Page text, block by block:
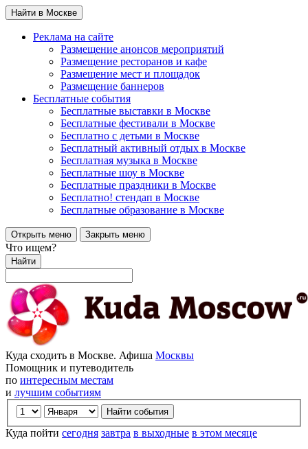
Найти в Москве
Реклама на сайте
Размещение анонсов мероприятий
Размещение ресторанов и кафе
Размещение мест и площадок
Размещение баннеров
Бесплатные события
Бесплатные выставки в Москве
Бесплатные фестивали в Москве
Бесплатно с детьми в Москве
Бесплатный активный отдых в Москве
Бесплатная музыка в Москве
Бесплатные шоу в Москве
Бесплатные праздники в Москве
Бесплатно! стендап в Москве
Бесплатные образование в Москве
Открыть меню Закрыть меню
Что ищем?
Найти
Куда сходить в Москве. Афиша Москвы
Помощник и путеводитель
по интересным местам
и лучшим событиям
Куда пойти сегодня завтра в выходные в этом месяце